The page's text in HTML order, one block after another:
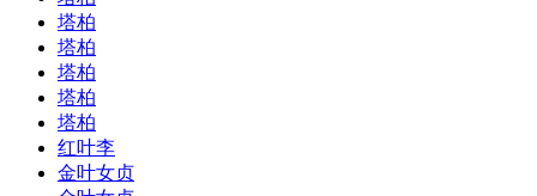
塔柏
塔柏
塔柏
塔柏
塔柏
红叶李
金叶女贞